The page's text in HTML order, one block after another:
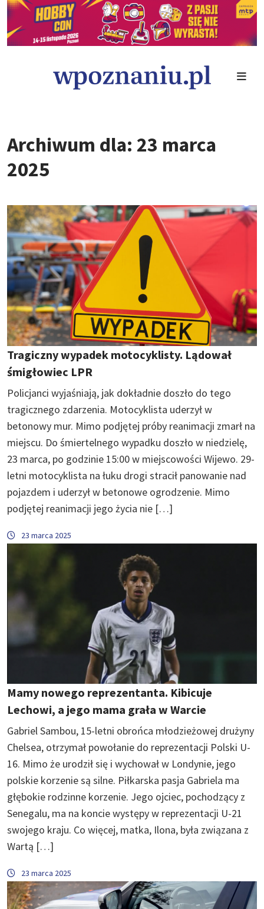
Archiwum dla: 23 marca
2025
Tragiczny wypadek motocyklisty. Lądował
śmigłowiec LPR
Policjanci wyjaśniają, jak dokładnie doszło do tego
tragicznego zdarzenia. Motocyklista uderzył w
betonowy mur. Mimo podjętej próby reanimacji zmarł na
miejscu. Do śmiertelnego wypadku doszło w niedzielę,
23 marca, po godzinie 15:00 w miejscowości Wijewo. 29-
letni motocyklista na łuku drogi stracił panowanie nad
pojazdem i uderzył w betonowe ogrodzenie. Mimo
podjętej reanimacji jego życia nie […]
23 marca 2025
Mamy nowego reprezentanta. Kibicuje
Lechowi, a jego mama grała w Warcie
Gabriel Sambou, 15-letni obrońca młodzieżowej drużyny
Chelsea, otrzymał powołanie do reprezentacji Polski U-
16. Mimo że urodził się i wychował w Londynie, jego
polskie korzenie są silne. Piłkarska pasja Gabriela ma
głębokie rodzinne korzenie. Jego ojciec, pochodzący z
Senegalu, ma na koncie występy w reprezentacji U-21
swojego kraju. Co więcej, matka, Ilona, była związana z
Wartą […]
23 marca 2025